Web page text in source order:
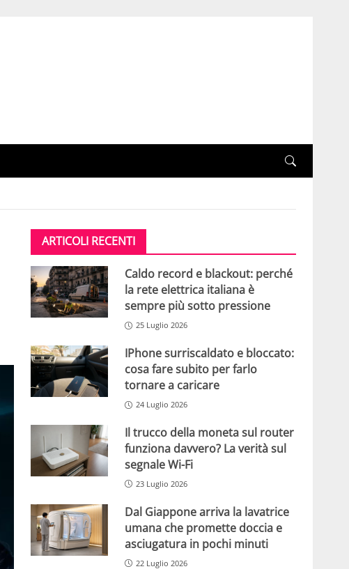
ARTICOLI RECENTI
Caldo record e blackout: perché
la rete elettrica italiana è
sempre più sotto pressione
25 Luglio 2026
IPhone surriscaldato e bloccato:
cosa fare subito per farlo
tornare a caricare
24 Luglio 2026
Il trucco della moneta sul router
funziona davvero? La verità sul
segnale Wi-Fi
23 Luglio 2026
Dal Giappone arriva la lavatrice
umana che promette doccia e
asciugatura in pochi minuti
22 Luglio 2026